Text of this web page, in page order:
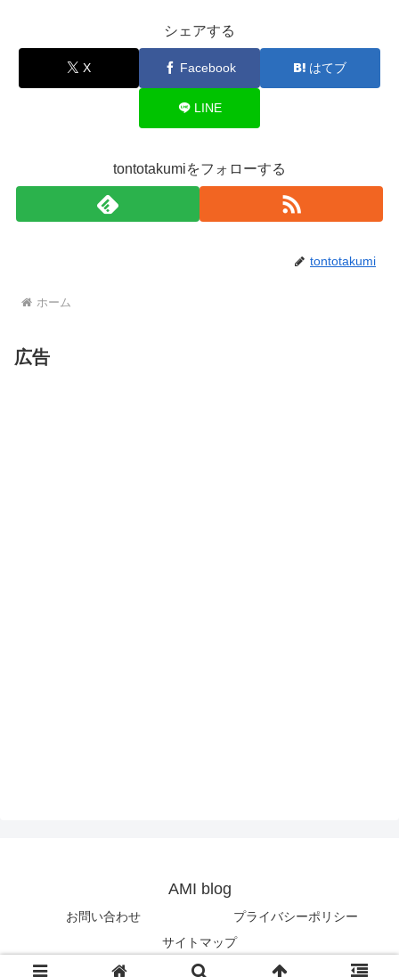
シェアする
X Facebook はてブ
LINE
tontotakumiをフォローする
tontotakumi
ホーム
広告
AMI blog
お問い合わせ
プライバシーポリシー
サイトマップ
© 2013-2026 AMI blog.